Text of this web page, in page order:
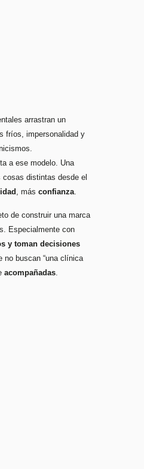
arrastran un
fríos, impersonalidad y
a ese modelo. Una
distintas desde el
, más confianza.
de construir una marca
Especialmente con
y toman decisiones
no buscan “una clínica
acompañadas.